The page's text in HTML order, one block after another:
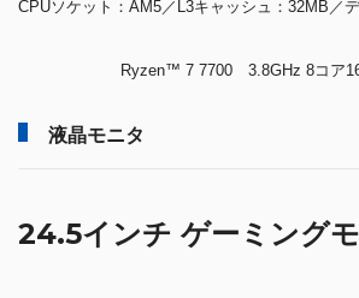
CPUソケット：AM5／L3キャッシュ：32MB／
Ryzen™ 7 7700 3.8GHz 8コア
液晶モニタ
24.5インチ ゲーミング